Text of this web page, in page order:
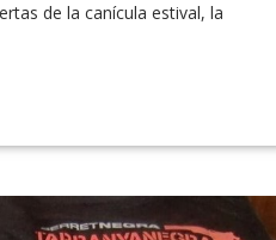
de la canícula estival, la